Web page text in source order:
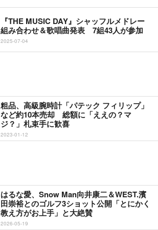
『THE MUSIC DAY』シャッフルメドレー
組み合わせ＆歌唱曲発表 7組43人が参加
2025-07-04
粗品、高級腕時計「パテック フィリップ」
など約10本売却 総額に「ええの？マ
ジ？」札束手に歓喜
2023-01-12
はるな愛、Snow Man向井康二＆WEST.濱
田崇裕とのゴルフ3ショット公開「とにかく
教え方がお上手」と大絶賛
2026-05-19